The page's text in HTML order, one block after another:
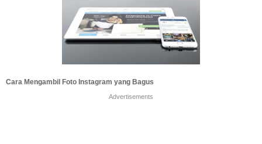
Cara Mengambil Foto Instagram yang Bagus
Advertisements